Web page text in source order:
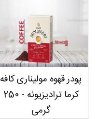
پودر قهوه مولیناری کافه
کرما ترادیزیونه - 250
گرمی